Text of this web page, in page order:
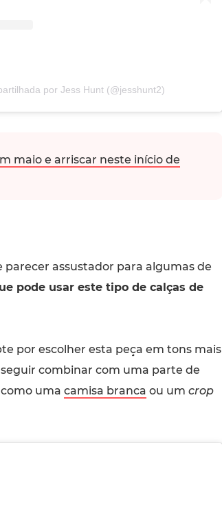
por Jess Hunt (@jesshunt2)
maio e arriscar neste início de
parecer assustador para algumas de
pode usar este tipo de calças de
por escolher esta peça em tons mais
combinar com uma parte de
uma camisa branca ou um crop